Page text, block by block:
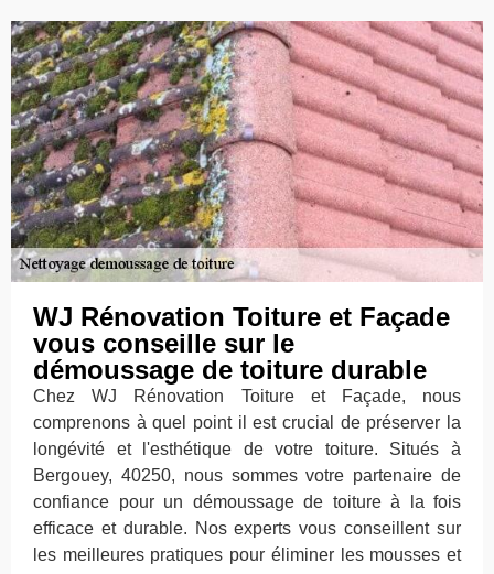
WJ Rénovation Toiture et Façade
vous conseille sur le
démoussage de toiture durable
Chez WJ Rénovation Toiture et Façade, nous
comprenons à quel point il est crucial de préserver la
longévité et l'esthétique de votre toiture. Situés à
Bergouey, 40250, nous sommes votre partenaire de
confiance pour un démoussage de toiture à la fois
efficace et durable. Nos experts vous conseillent sur
les meilleures pratiques pour éliminer les mousses et